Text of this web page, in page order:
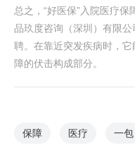
总之，“好医保”入院医疗
品玖度咨询（深圳）有限
聘。在靠近突发疾病时，
障的伏击构成部分。
保障 医疗 一包